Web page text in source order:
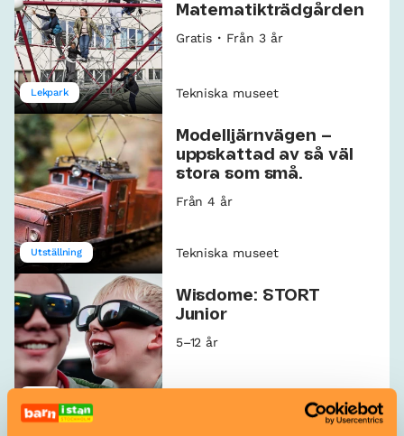
Lekpark
Matematikträdgården
Gratis
Från 3 år
Tekniska museet
Utställning
Modelljärnvägen –
uppskattad av så väl
stora som små.
Från 4 år
Tekniska museet
Wisdome: STORT
Junior
5–12 år